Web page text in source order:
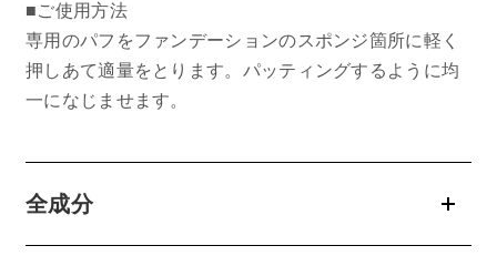
■ご使用方法
専用のパフをファンデーションのスポンジ箇所に軽く
押しあて適量をとります。パッティングするように均
一になじませます。
全成分